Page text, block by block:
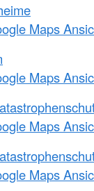
Maps
Maps
Maps
Maps